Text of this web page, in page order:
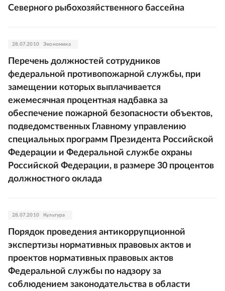
Северного рыбохозяйственного бассейна
28.07.2010 Экономика
Перечень должностей сотрудников
федеральной противопожарной службы, при
замещении которых выплачивается
ежемесячная процентная надбавка за
обеспечение пожарной безопасности объектов,
подведомственных Главному управлению
специальных программ Президента Российской
Федерации и Федеральной службе охраны
Российской Федерации, в размере 30 процентов
должностного оклада
28.07.2010 Культура
Порядок проведения антикоррупционной
экспертизы нормативных правовых актов и
проектов нормативных правовых актов
Федеральной службы по надзору за
соблюдением законодательства в области